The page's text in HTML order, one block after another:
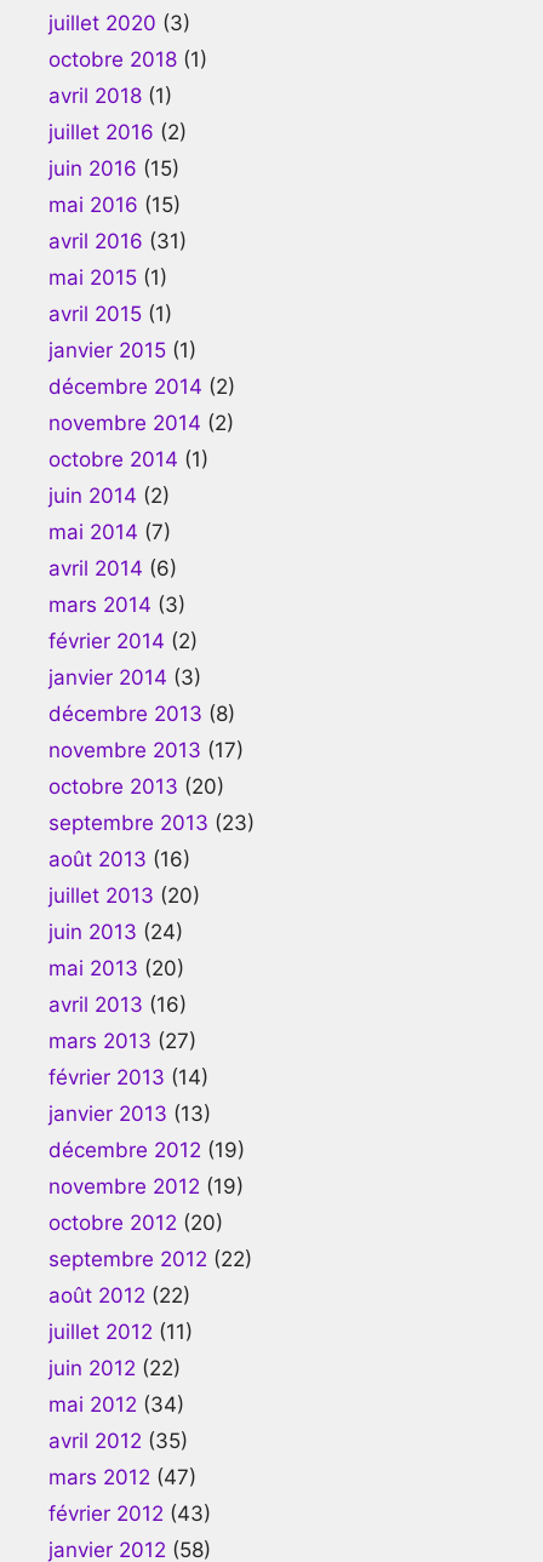
juillet 2020 (3)
octobre 2018 (1)
avril 2018 (1)
juillet 2016 (2)
juin 2016 (15)
mai 2016 (15)
avril 2016 (31)
mai 2015 (1)
avril 2015 (1)
janvier 2015 (1)
décembre 2014 (2)
novembre 2014 (2)
octobre 2014 (1)
juin 2014 (2)
mai 2014 (7)
avril 2014 (6)
mars 2014 (3)
février 2014 (2)
janvier 2014 (3)
décembre 2013 (8)
novembre 2013 (17)
octobre 2013 (20)
septembre 2013 (23)
août 2013 (16)
juillet 2013 (20)
juin 2013 (24)
mai 2013 (20)
avril 2013 (16)
mars 2013 (27)
février 2013 (14)
janvier 2013 (13)
décembre 2012 (19)
novembre 2012 (19)
octobre 2012 (20)
septembre 2012 (22)
août 2012 (22)
juillet 2012 (11)
juin 2012 (22)
mai 2012 (34)
avril 2012 (35)
mars 2012 (47)
février 2012 (43)
janvier 2012 (58)